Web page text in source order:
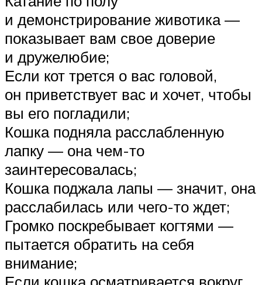
и демонстрирование животика —
показывает вам свое доверие
и дружелюбие;
Если кот трется о вас головой,
он приветствует вас и хочет, чтобы
вы его погладили;
Кошка подняла расслабленную
лапку — она чем-то
заинтересовалась;
Кошка поджала лапы — значит, она
расслабилась или чего-то ждет;
Громко поскребывает когтями —
пытается обратить на себя
внимание;